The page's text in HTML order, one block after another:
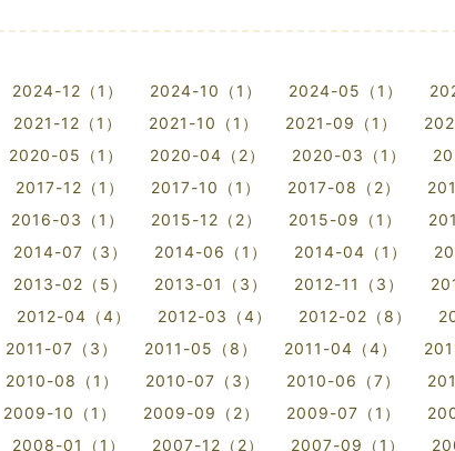
2024-12（1） 2024-10（1） 2024-05（1）
2021-12（1） 2021-10（1） 2021-09（1）
2020-05（1） 2020-04（2） 2020-03（1）
2017-12（1） 2017-10（1） 2017-08（2）
2016-03（1） 2015-12（2） 2015-09（1）
2014-07（3） 2014-06（1） 2014-04（1）
2013-02（5） 2013-01（3） 2012-11（3）
2012-04（4） 2012-03（4） 2012-02（8）
2011-07（3） 2011-05（8） 2011-04（4）
2010-08（1） 2010-07（3） 2010-06（7）
2009-10（1） 2009-09（2） 2009-07（1）
2008-01（1） 2007-12（2） 2007-09（1）